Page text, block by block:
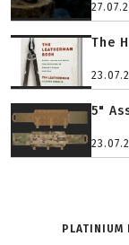
The
5"
PLATINIUM